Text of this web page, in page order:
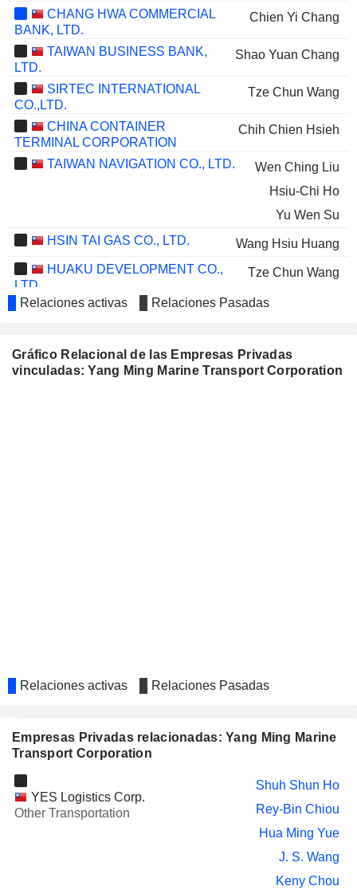
CHANG HWA COMMERCIAL
BANK, LTD.
Chien Yi Chang
TAIWAN BUSINESS BANK,
LTD.
Shao Yuan Chang
SIRTEC INTERNATIONAL
CO.,LTD.
Tze Chun Wang
CHINA CONTAINER
TERMINAL CORPORATION
Chih Chien Hsieh
TAIWAN NAVIGATION CO., LTD.
Wen Ching Liu
Hsiu-Chi Ho
Yu Wen Su
HSIN TAI GAS CO., LTD.
Wang Hsiu Huang
HUAKU DEVELOPMENT CO.,
LTD.
Tze Chun Wang
TECO IMAGE SYSTEMS CO.,
Wan Chi Hsu
Cheng I Hsiung
TAIWAN HIGH SPEED RAIL
Huang Chuan Chiu
SHUNSIN TECHNOLOGY
HOLDINGS LIMITED
Huang Chuan Chiu
CO., LTD.
SHINELONG AUTOMOTIVE
LIMITED
Relaciones activas Relaciones Pasadas
Gráfico Relacional de las Empresas Privadas
vinculadas: Yang Ming Marine Transport Corporation
Relaciones activas Relaciones Pasadas
Empresas Privadas relacionadas: Yang Ming Marine
Transport Corporation
YES Logistics Corp.
Other Transportation
Shuh Shun Ho
Rey-Bin Chiou
Hua Ming Yue
J. S. Wang
Keny Chou